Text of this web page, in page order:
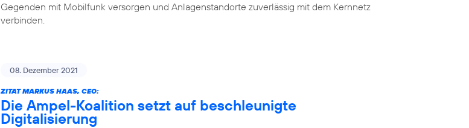
Gegenden mit Mobilfunk versorgen und Anlagenstandorte zuverlässig mit dem Kernnetz
verbinden.
08. Dezember 2021
ZITAT MARKUS HAAS, CEO:
Die Ampel-Koalition setzt auf beschleunigte
Digitalisierung